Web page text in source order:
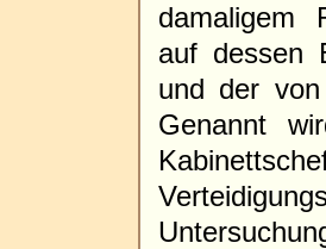
damaligem
auf dessen
und der
Genannt